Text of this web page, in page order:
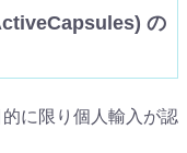
の
に限り個人輸入が認